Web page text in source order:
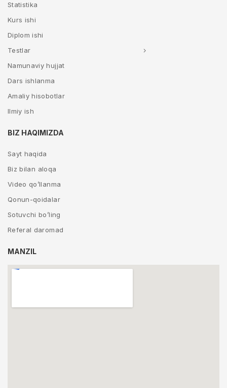
Statistika
Kurs ishi
Diplom ishi
Testlar
Namunaviy hujjat
Dars ishlanma
Amaliy hisobotlar
Ilmiy ish
BIZ HAQIMIZDA
Sayt haqida
Biz bilan aloqa
Video qo’llanma
Qonun-qoidalar
Sotuvchi bo’ling
Referal daromad
MANZIL